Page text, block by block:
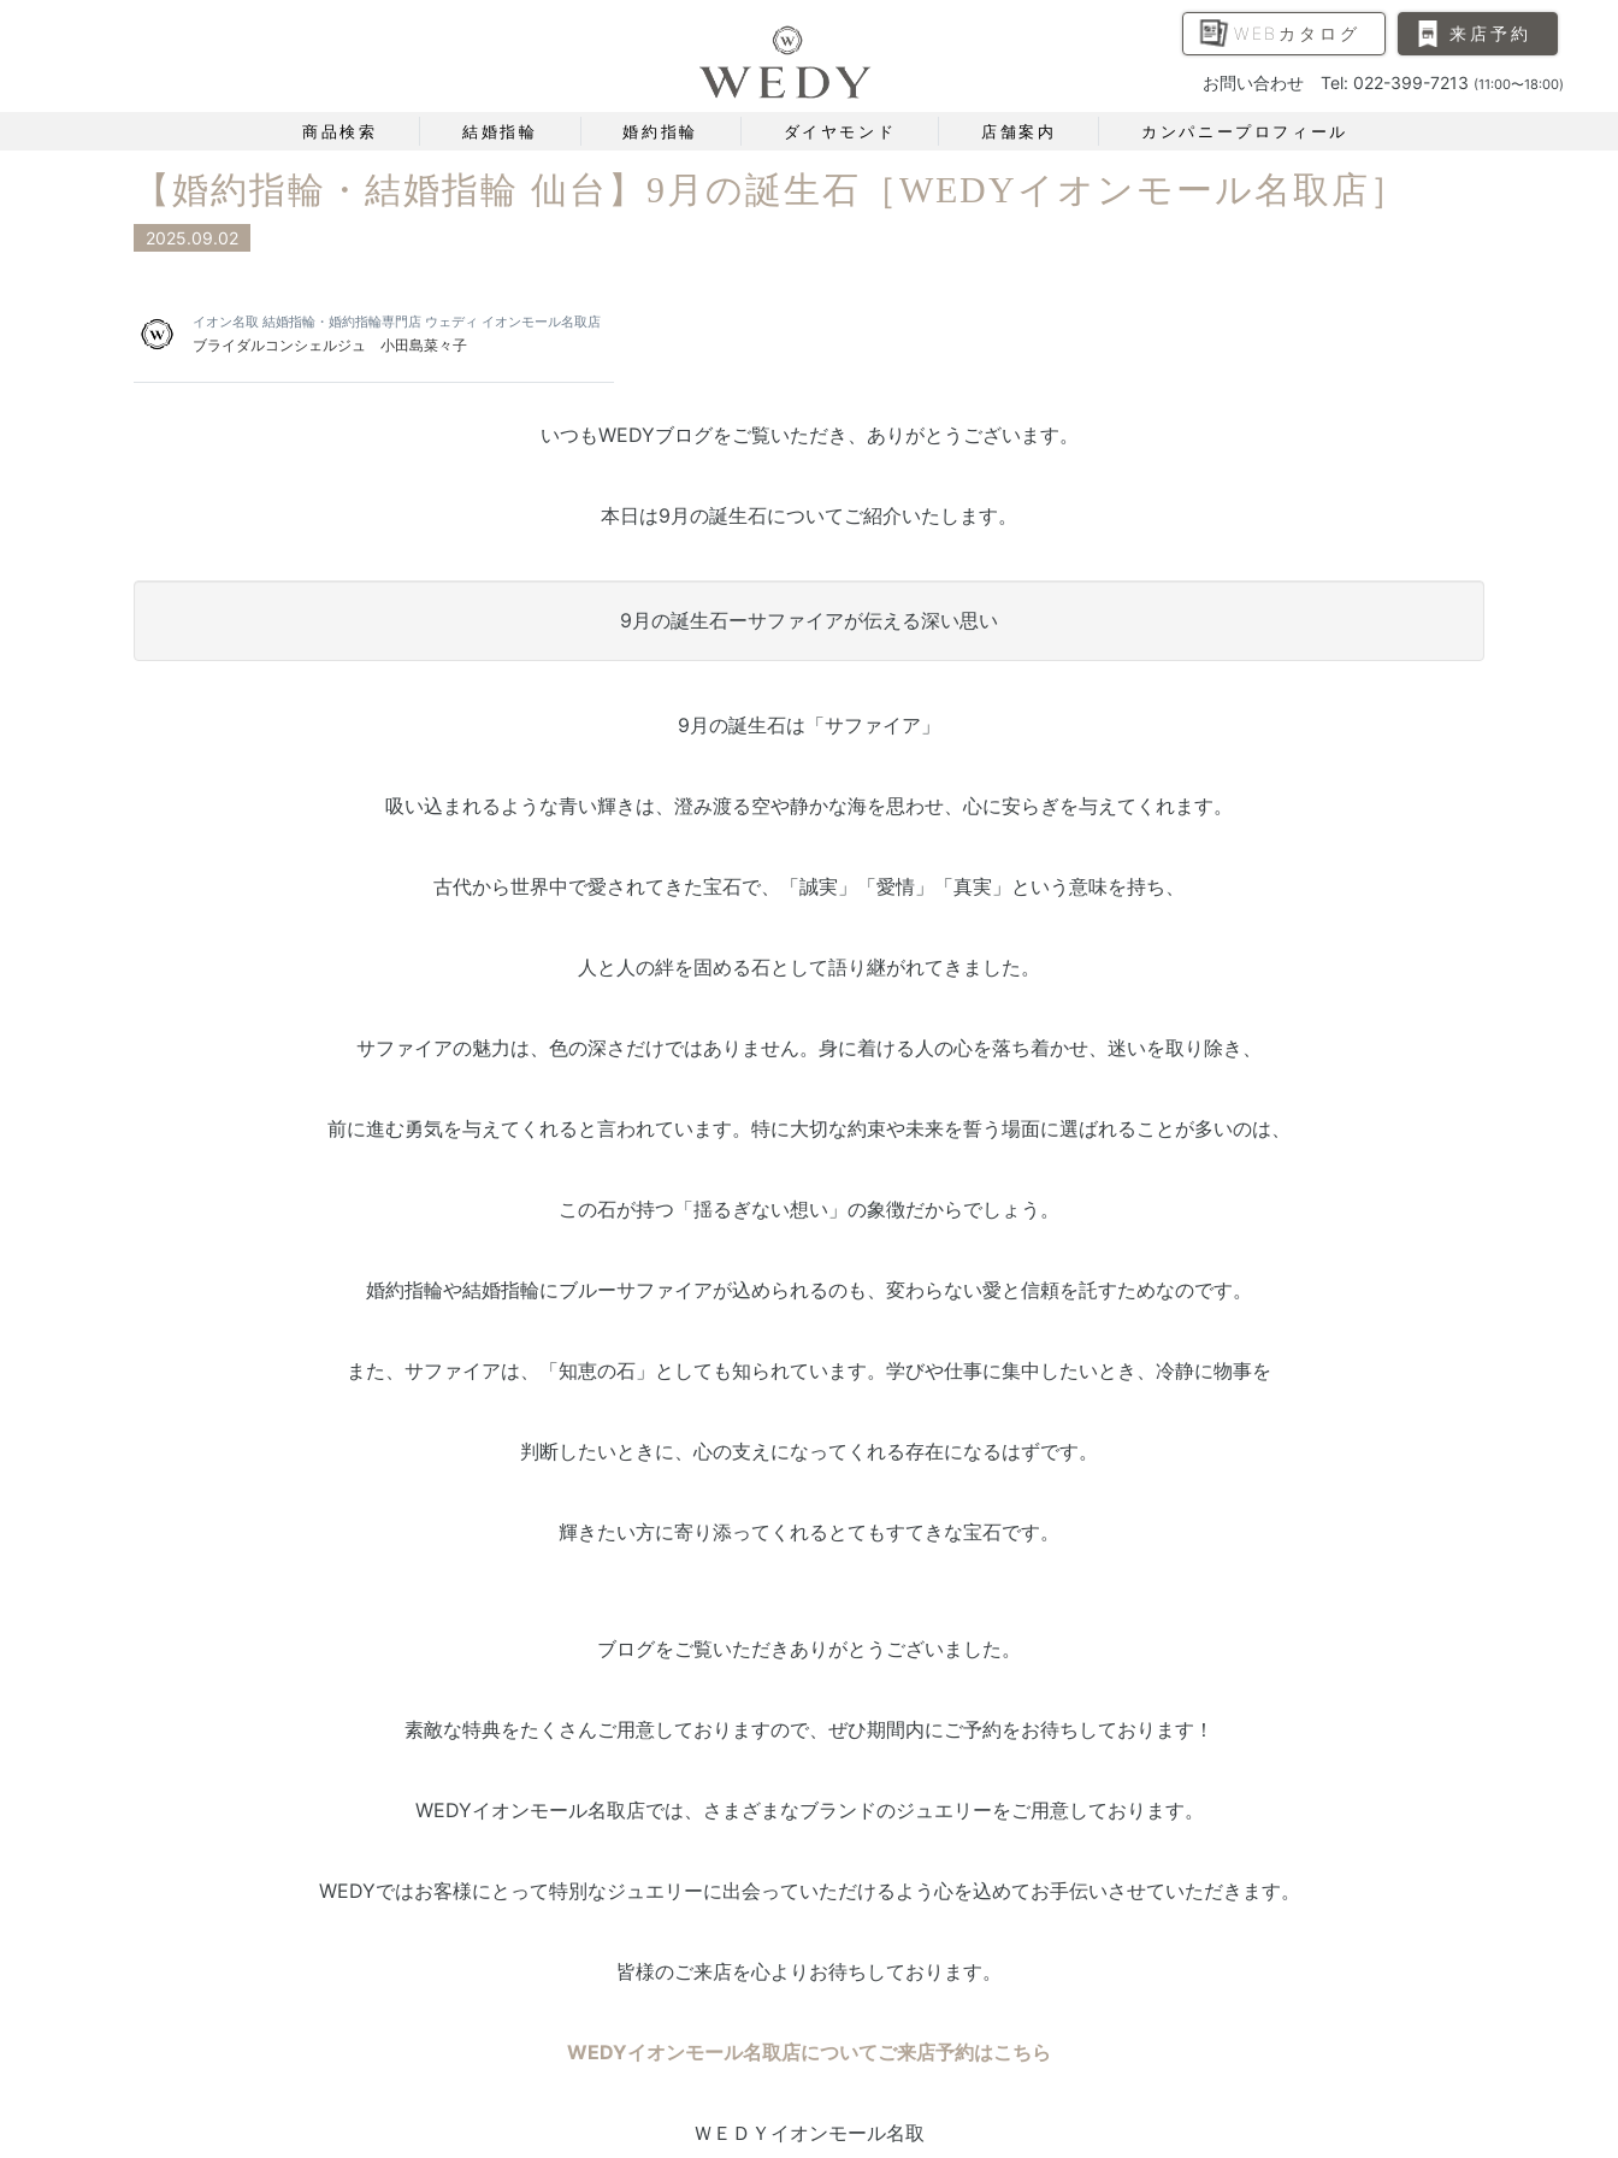
WEBカタログ 来店予約
お問い合わせ Tel: 022-399-7213 (11:00〜18:00)
商品検索 結婚指輪 婚約指輪 ダイヤモンド 店舗案内 カンパニープロフィール
【婚約指輪・結婚指輪 仙台】9月の誕生石［WEDYイオンモール名取店］
2025.09.02
イオン名取 結婚指輪・婚約指輪専門店 ウェディ イオンモール名取店
ブライダルコンシェルジュ 小田島菜々子
いつもWEDYブログをご覧いただき、ありがとうございます。
本日は9月の誕生石についてご紹介いたします。
9月の誕生石ーサファイアが伝える深い思い
9月の誕生石は「サファイア」
吸い込まれるような青い輝きは、澄み渡る空や静かな海を思わせ、心に安らぎを与えてくれます。
古代から世界中で愛されてきた宝石で、「誠実」「愛情」「真実」という意味を持ち、
人と人の絆を固める石として語り継がれてきました。
サファイアの魅力は、色の深さだけではありません。身に着ける人の心を落ち着かせ、迷いを取り除き、
前に進む勇気を与えてくれると言われています。特に大切な約束や未来を誓う場面に選ばれることが多いのは、
この石が持つ「揺るぎない想い」の象徴だからでしょう。
婚約指輪や結婚指輪にブルーサファイアが込められるのも、変わらない愛と信頼を託すためなのです。
また、サファイアは、「知恵の石」としても知られています。学びや仕事に集中したいとき、冷静に物事を
判断したいときに、心の支えになってくれる存在になるはずです。
輝きたい方に寄り添ってくれるとてもすてきな宝石です。
ブログをご覧いただきありがとうございました。
素敵な特典をたくさんご用意しておりますので、ぜひ期間内にご予約をお待ちしております！
WEDYイオンモール名取店では、さまざまなブランドのジュエリーをご用意しております。
WEDYではお客様にとって特別なジュエリーに出会っていただけるよう心を込めてお手伝いさせていただきます。
皆様のご来店を心よりお待ちしております。
WEDYイオンモール名取店についてご来店予約はこちら
ＷＥＤＹイオンモール名取